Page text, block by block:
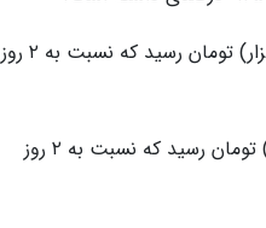
قیمت سکه امامی به ۴۰,۷۵۰,۰۰۰ (چهل میلیون و هفتصد و پنجاه هزار) تومان رسید که نسبت به ۲ روز
نیم سکه، امروز به ۲۳,۲۰۰,۰۰۰ (بیست و سه میلیون و دویست هزار) تومان رسید که نسبت به ۲ روز